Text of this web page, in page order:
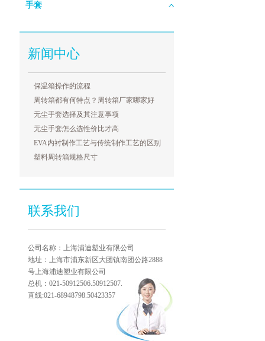
手套
新闻中心
保温箱操作的流程
周转箱都有何特点？周转箱厂家哪家好
无尘手套选择及其注意事项
无尘手套怎么选性价比才高
EVA内衬制作工艺与传统制作工艺的区别
塑料周转箱规格尺寸
联系我们
公司名称：上海浦迪塑业有限公司
地址：上海市浦东新区大团镇南团公路2888
号上海浦迪塑业有限公司
总机：021-50912506.50912507.
直线:021-68948798.50423357